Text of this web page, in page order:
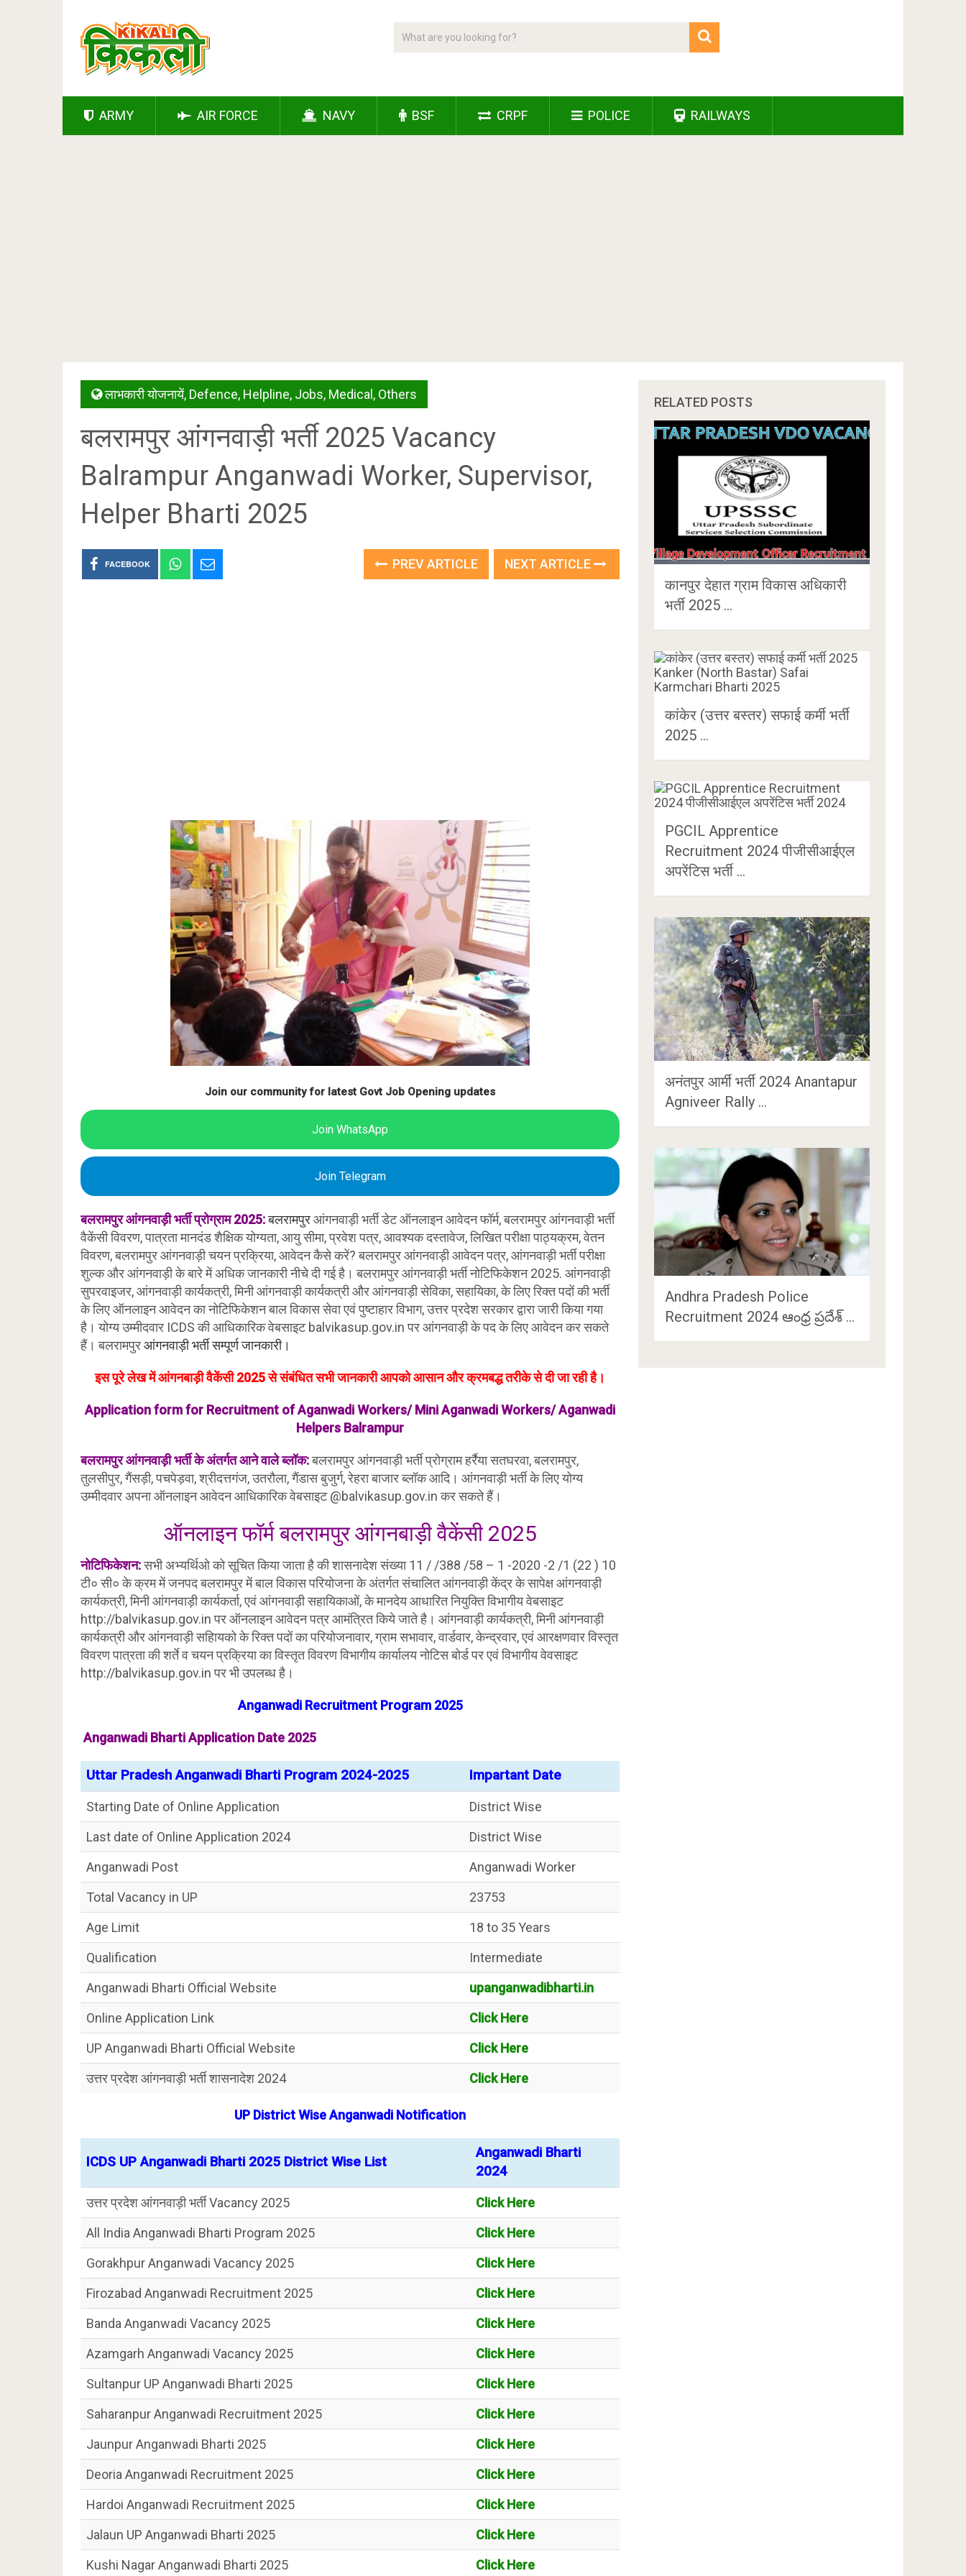
ARMY AIR FORCE NAVY BSF CRPF POLICE RAILWAYS
लाभकारी योजनायें, Defence, Helpline, Jobs, Medical , Others
बलरामपुर आंगनवाड़ी भर्ती 2025 Vacancy
Balrampur Anganwadi Worker, Supervisor,
Helper Bharti 2025
FACEBOOK PREV ARTICLE NEXT ARTICLE
Join our community for latest Govt Job Opening updates
Join WhatsApp
Join Telegram
बलरामपुर आंगनवाड़ी भर्ती प्रोग्राम 2025:बलरामपुरआंगनवाड़ी भर्ती डेट ऑनलाइन आवेदन फॉर्म, बलरामपुर आंगनवाड़ी भर्ती
वैकेंसी विवरण, पात्रता मानदंड शैक्षिक योग्यता, आयु सीमा, प्रवेश पत्र, आवश्यक दस्तावेज, लिखित परीक्षा पाठ्यक्रम, वेतन
विवरण, बलरामपुर आंगनवाड़ी चयन प्रक्रिया, आवेदन कैसे करें? बलरामपुर आंगनवाड़ी आवेदन पत्र, आंगनवाड़ी भर्ती परीक्षा
शुल्क और आंगनवाड़ी के बारे में अधिक जानकारी नीचे दी गई है। बलरामपुर आंगनवाड़ी भर्ती नोटिफिकेशन 2025. आंगनवाड़ी
सुपरवाइजर, आंगनवाड़ी कार्यकत्री, मिनी आंगनवाड़ी कार्यकत्री और आंगनवाड़ी सेविका, सहायिका, के लिए रिक्त पदों की भर्ती
के लिए ऑनलाइन आवेदन का नोटिफिकेशन बाल विकास सेवा एवं पुष्टाहार विभाग, उत्तर प्रदेश सरकार द्वारा जारी किया गया
है। योग्य उम्मीदवार ICDS की आधिकारिक वेबसाइट balvikasup.gov.in पर आंगनवाड़ी के पद के लिए आवेदन कर सकते
हैं। बलरामपुरआंगनवाड़ी भर्ती सम्पूर्ण जानकारी।
इस पूरे लेख में आंगनबाड़ी वैकेंसी 2025 से संबंधित सभी जानकारी आपको आसान और क्रमबद्ध तरीके से दी जा रही है।
Application form for Recruitment of Aganwadi Workers/ Mini Aganwadi Workers/ Aganwadi
Helpers Balrampur
बलरामपुर आंगनवाड़ी भर्ती के अंतर्गत आने वाले ब्लॉक:बलरामपुर आंगनवाड़ी भर्ती प्रोग्राम हर्रैया सतघरवा, बलरामपुर,
तुलसीपुर, गैंसड़ी, पचपेड़वा, श्रीदत्तगंज, उतरौला, गैंडास बुजुर्ग, रेहरा बाजार ब्लॉक आदि। आंगनवाड़ी भर्ती के लिए योग्य
उम्मीदवार अपना ऑनलाइन आवेदन आधिकारिक वेबसाइट @balvikasup.gov.in कर सकते हैं।
ऑनलाइन फॉर्म बलरामपुर आंगनबाड़ी वैकेंसी 2025
नोटिफिकेशन:सभी अभ्यर्थिओ को सूचित किया जाता है की शासनादेश संख्या 11 / /388 /58 – 1 -2020 -2 /1 (22 ) 10
टी० सी० के क्रम में जनपद बलरामपुर में बाल विकास परियोजना के अंतर्गत संचालित आंगनवाड़ी केंद्र के सापेक्ष आंगनवाड़ी
कार्यकत्री, मिनी आंगनवाड़ी कार्यकर्ता, एवं आंगनवाड़ी सहायिकाओं, के मानदेय आधारित नियुक्ति विभागीय वेबसाइट
http://balvikasup.gov.in पर ऑनलाइन आवेदन पत्र आमंत्रित किये जाते है। आंगनवाड़ी कार्यकत्री, मिनी आंगनवाड़ी
कार्यकत्री और आंगनवाड़ी सहाियको के रिक्त पदों का परियोजनावार, ग्राम सभावार, वार्डवार, केन्द्रवार, एवं आरक्षणवार विस्तृत
विवरण पात्रता की शर्ते व चयन प्रक्रिया का विस्तृत विवरण विभागीय कार्यालय नोटिस बोर्ड पर एवं विभागीय वेवसाइट
http://balvikasup.gov.in पर भी उपलब्ध है।
Anganwadi Recruitment Program 2025
Anganwadi Bharti Application Date 2025
Uttar Pradesh Anganwadi Bharti Program 2024-2025 Impartant Date
Starting Date of Online Application
District Wise
Last date of Online Application 2024
District Wise
Anganwadi Post
Anganwadi Worker
Total Vacancy in UP
23753
Age Limit
18 to 35 Years
Qualification
Intermediate
Anganwadi Bharti Official Website
upanganwadibharti.in
Online Application Link
Click Here
UP Anganwadi Bharti Official Website
Click Here
उत्तर प्रदेश आंगनवाड़ी भर्ती शासनादेश 2024
Click Here
UP District Wise Anganwadi Notification
ICDS UP Anganwadi Bharti 2025 District Wise List
Anganwadi Bharti
2024
उत्तर प्रदेश आंगनवाड़ी भर्ती Vacancy 2025
Click Here
All India Anganwadi Bharti Program 2025
Click Here
Gorakhpur Anganwadi Vacancy 2025
Click Here
Firozabad Anganwadi Recruitment 2025
Click Here
Banda Anganwadi Vacancy 2025
Click Here
Azamgarh Anganwadi Vacancy 2025
Click Here
Sultanpur UP Anganwadi Bharti 2025
Click Here
Saharanpur Anganwadi Recruitment 2025
Click Here
Jaunpur Anganwadi Bharti 2025
Click Here
Deoria Anganwadi Recruitment 2025
Click Here
Hardoi Anganwadi Recruitment 2025
Click Here
Jalaun UP Anganwadi Bharti 2025
Click Here
Kushi Nagar Anganwadi Bharti 2025
Click Here
RELATED POSTS
कानपुर देहात ग्राम विकास अधिकारी
भर्ती 2025 …
कांकेर (उत्तर बस्तर) सफाई कर्मी भर्ती
2025 …
PGCIL Apprentice
Recruitment 2024 पीजीसीआईएल
अपरेंटिस भर्ती …
अनंतपुर आर्मी भर्ती 2024 Anantapur
Agniveer Rally …
Andhra Pradesh Police
Recruitment 2024 ఆంధ్ర ప్రదేశ్ …